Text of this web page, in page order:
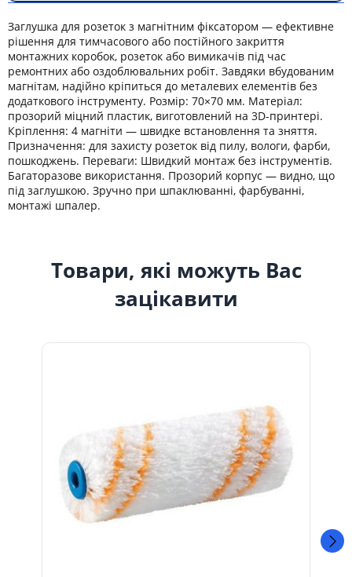
Заглушка для розеток з магнітним фіксатором — ефективне
рішення для тимчасового або постійного закриття
монтажних коробок, розеток або вимикачів під час
ремонтних або оздоблювальних робіт. Завдяки вбудованим
магнітам, надійно кріпиться до металевих елементів без
додаткового інструменту. Розмір: 70×70 мм. Матеріал:
прозорий міцний пластик, виготовлений на 3D-принтері.
Кріплення: 4 магніти — швидке встановлення та зняття.
Призначення: для захисту розеток від пилу, вологи, фарби,
пошкоджень. Переваги: Швидкий монтаж без інструментів.
Багаторазове використання. Прозорий корпус — видно, що
під заглушкою. Зручно при шпаклюванні, фарбуванні,
монтажі шпалер.
Товари, які можуть Вас
зацікавити